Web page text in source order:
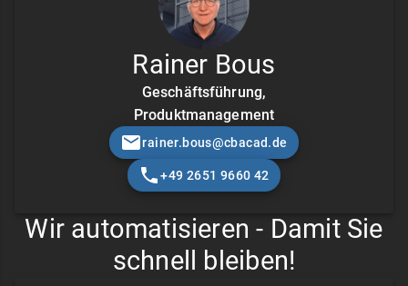
Rainer Bous
Geschäftsführung,
Produktmanagement
rainer.bous@cbacad.de
+49 2651 9660 42
Wir automatisieren - Damit Sie
schnell bleiben!